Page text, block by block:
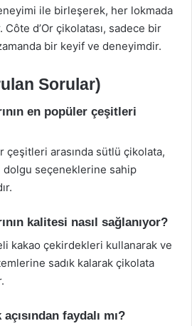
ile birleşerek, her lokmada
d’Or çikolatası, sadece bir
bir keyif ve deneyimdir.
Sorular)
en popüler çeşitleri
çeşitleri arasında sütlü çikolata,
seçeneklerine sahip
kalitesi nasıl sağlanıyor?
kakao çekirdekleri kullanarak ve
sadık kalarak çikolata
faydalı mı?